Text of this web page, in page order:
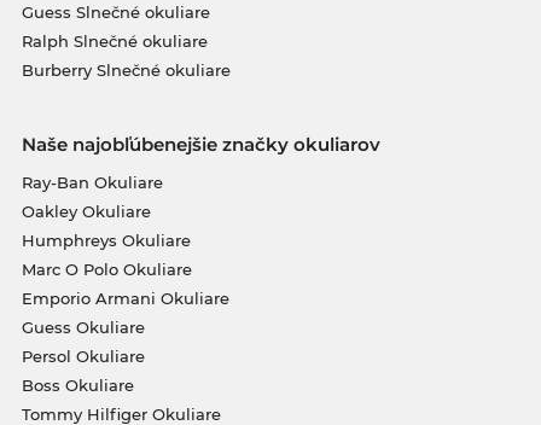
Guess Slnečné okuliare
Ralph Slnečné okuliare
Burberry Slnečné okuliare
Naše najobľúbenejšie značky okuliarov
Ray-Ban Okuliare
Oakley Okuliare
Humphreys Okuliare
Marc O Polo Okuliare
Emporio Armani Okuliare
Guess Okuliare
Persol Okuliare
Boss Okuliare
Tommy Hilfiger Okuliare